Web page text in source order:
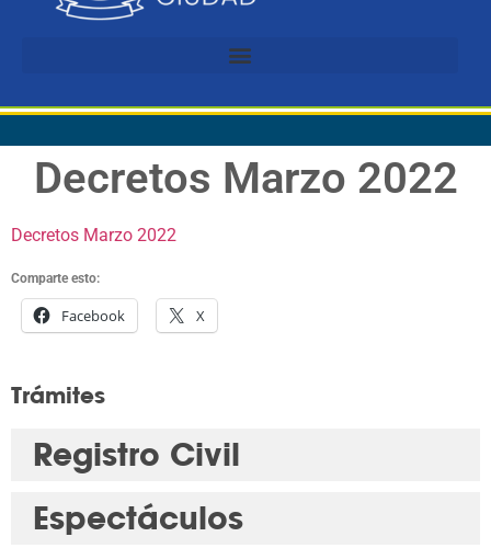
Decretos Marzo 2022
Decretos Marzo 2022
Comparte esto:
Facebook X
Trámites
Registro Civil
Espectáculos